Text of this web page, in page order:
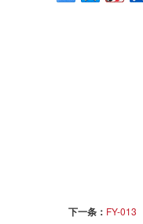
下一条： FY-013